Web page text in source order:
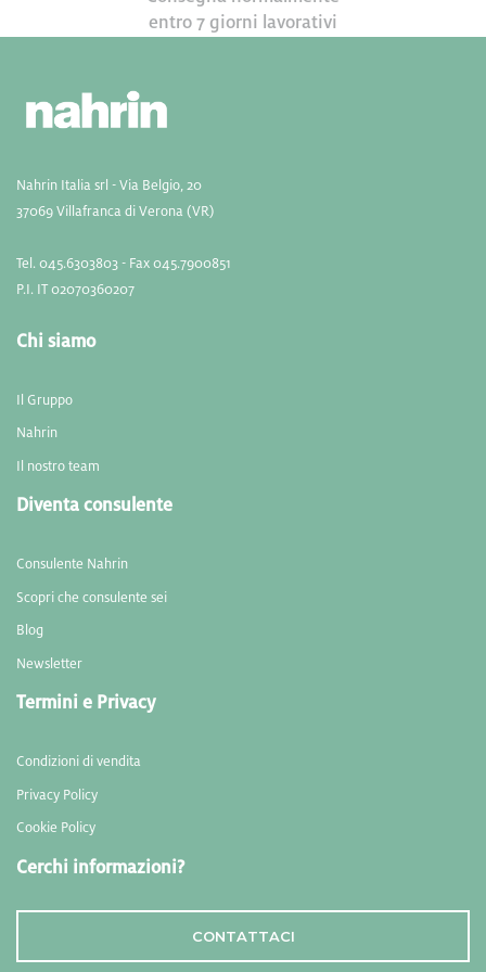
entro 7 giorni lavorativi
Nahrin Italia srl - Via Belgio, 20
37069 Villafranca di Verona (VR)
Tel. 045.6303803 - Fax 045.7900851
P.I. IT 02070360207
Chi siamo
Il Gruppo
Nahrin
Il nostro team
Diventa consulente
Consulente Nahrin
Scopri che consulente sei
Blog
Newsletter
Termini e Privacy
Condizioni di vendita
Privacy Policy
Cookie Policy
Cerchi informazioni?
CONTATTACI